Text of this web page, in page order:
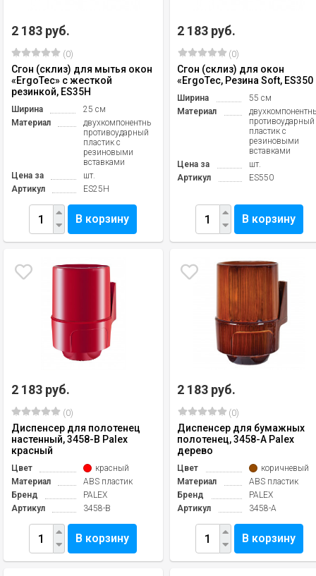
2 183 руб.
(0)
Сгон (склиз) для мытья окон
«ErgoTec» c жесткой
резинкой, ES35H
Ширина
25 см
Материал
двухкомпонентный
противоударный
пластик с
резиновыми
вставками
Цена за
шт.
Артикул
ES25H
В корзину
2 183 руб.
(0)
Сгон (склиз) для окон
«ErgoTec, Резина Soft, ES350
Ширина
55 см
Материал
противоударный
пластик с
резиновыми
вставками
Цена за
шт.
Артикул
ES550
В корзину
2 183 руб.
(0)
Диспенсер для полотенец
настенный, 3458-B Palex
красный
Цвет
красный
Материал
ABS пластик
Бренд
PALEX
Артикул
3458-В
В корзину
2 183 руб.
(0)
Диспенсер для бумажных
полотенец, 3458-А Palex
дерево
Цвет
коричневый
Материал
ABS пластик
Бренд
PALEX
Артикул
3458-А
В корзину